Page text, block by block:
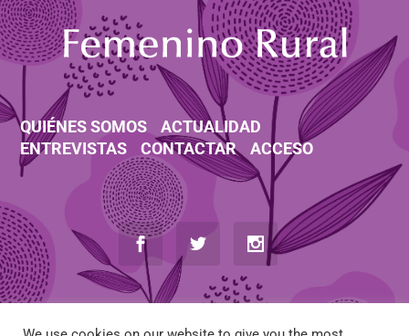
QUIÉNES SOMOS
ACTUALIDAD
ENTREVISTAS
CONTACTAR ACCESO